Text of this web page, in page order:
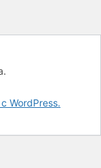
WordPress.